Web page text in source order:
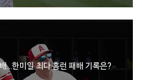
…한미일 최다 홈런 패배 기록은?